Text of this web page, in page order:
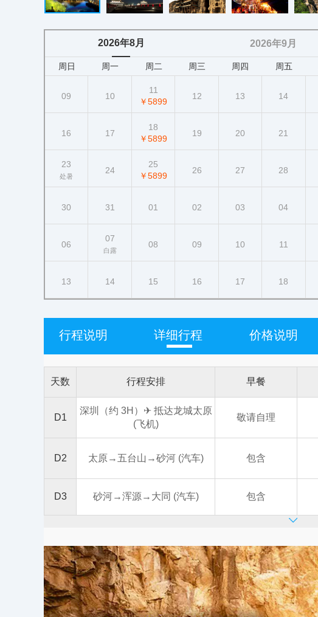
2026年8月 2026年9月
周日 周一 周二 周三 周四 周五
09 10
11
￥5899
12 13 14
16 17
18
￥5899
19 20 21
23
处暑
24
25
￥5899
26 27 28
30 31 01 02 03 04
06
07
白露
08 09 10 11
13 14 15 16 17 18
行程说明 详细行程 价格说明
天数 行程安排 早餐
D1
深圳（约 3H）✈ 抵达龙城太原
(飞机)
敬请自理
D2 太原→五台山→砂河 (汽车) 包含
D3 砂河→浑源→大同 (汽车) 包含